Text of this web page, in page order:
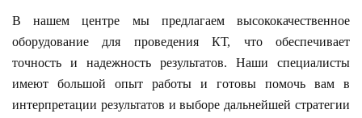
В нашем центре мы предлагаем высококачественное
оборудование для проведения КТ, что обеспечивает
точность и надежность результатов. Наши специалисты
имеют большой опыт работы и готовы помочь вам в
интерпретации результатов и выборе дальнейшей стратегии